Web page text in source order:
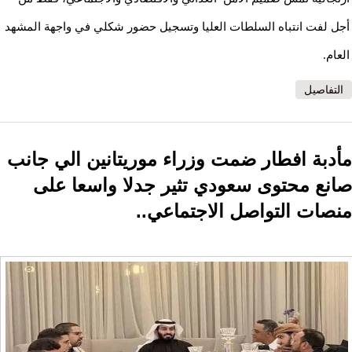
أجل لفت انتباه السلطات العليا وتسجيل حضور شكلي في واجهة المشهد
العام.
التفاصيل
مأدبة افطار ضمت وزراء موريتانين الي جانب
صانع محتوى سعودي تثير جدلا واسعا على
منصات التواصل الاجتماعي..